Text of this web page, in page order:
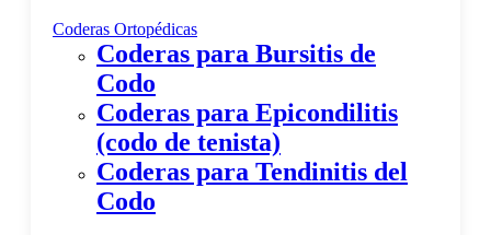
Coderas Ortopédicas
Coderas para Bursitis de
Codo
Coderas para Epicondilitis
(codo de tenista)
Coderas para Tendinitis del
Codo